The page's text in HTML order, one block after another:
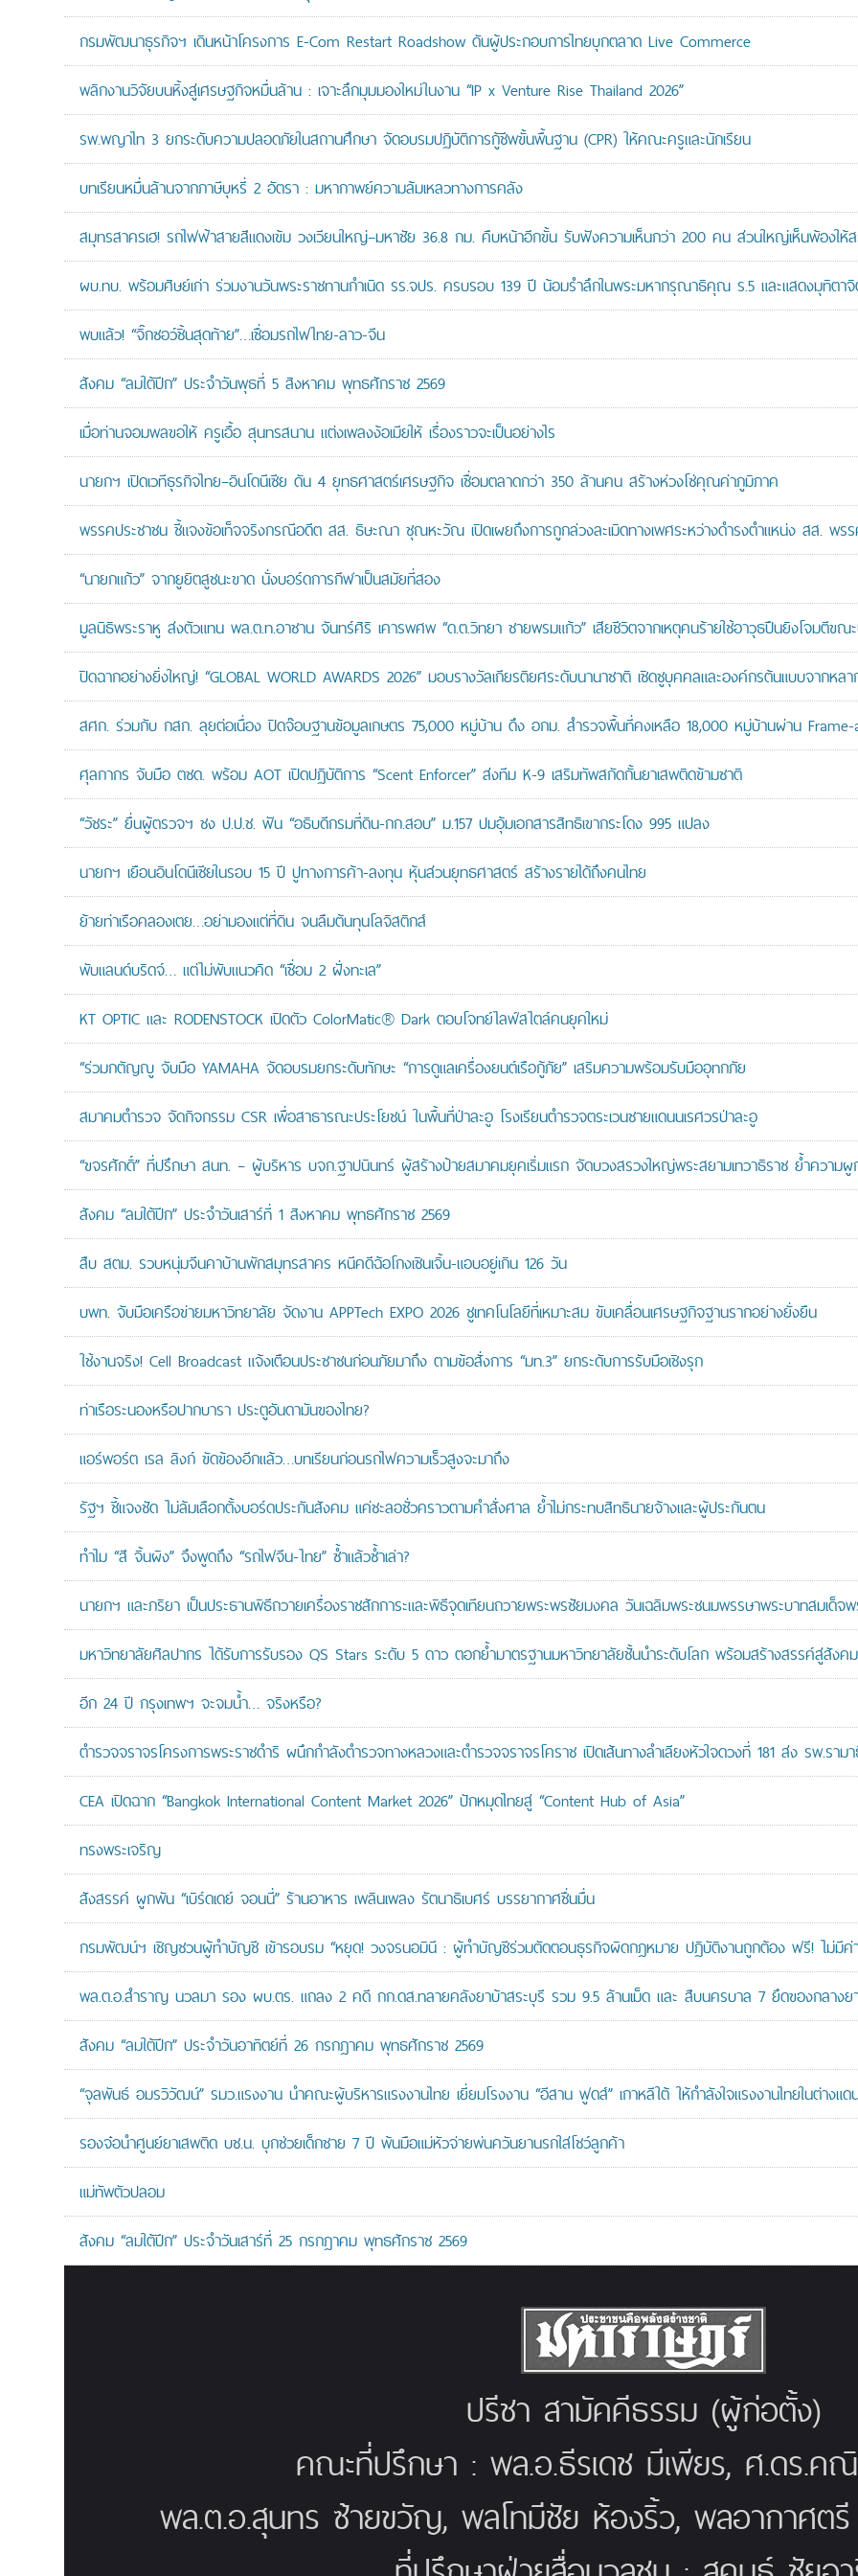
กรมพัฒนาธุรกิจฯ เดินหน้าโครงการ E-Com Restart Roadshow ดันผู้ประกอบการไทยบุกตลาด Live Commerce
พลิกงานวิจัยบนหิ้งสู่เศรษฐกิจหมื่นล้าน : เจาะลึกมุมมองใหม่ในงาน “IP x Venture Rise Thailand 2026”
รพ.พญาไท 3 ยกระดับความปลอดภัยในสถานศึกษา จัดอบรมปฏิบัติการกู้ชีพขั้นพื้นฐาน (CPR) ให้คณะครูและนักเรียน
บทเรียนหมื่นล้านจากภาษีบุหรี่ 2 อัตรา : มหากาพย์ความล้มเหลวทางการคลัง
สมุทรสาครเฮ! รถไฟฟ้าสายสีแดงเข้ม วงเวียนใหญ่–มหาชัย 36.8 กม. คืบหน้าอีกขั้น รับฟังความเห็นกว่า 200 คน ส่วนใหญ่เห็นพ้องให้
ผบ.ทบ. พร้อมศิษย์เก่า ร่วมงานวันพระราชทานกำเนิด รร.จปร. ครบรอบ 139 ปี น้อมรำลึกในพระมหากรุณาธิคุณ ร.5 และแสดงมุทิตา
พบแล้ว! “จิ๊กซอว์ชิ้นสุดท้าย”…เชื่อมรถไฟไทย-ลาว-จีน
สังคม “ลมใต้ปีก” ประจำวันพุธที่ 5 สิงหาคม พุทธศักราช 2569
เมื่อท่านจอมพลขอให้ ครูเอื้อ สุนทรสนาน แต่งเพลงง้อเมียให้ เรื่องราวจะเป็นอย่างไร
นายกฯ เปิดเวทีธุรกิจไทย–อินโดนีเซีย ดัน 4 ยุทธศาสตร์เศรษฐกิจ เชื่อมตลาดกว่า 350 ล้านคน สร้างห่วงโซ่คุณค่าภูมิภาค
พรรคประชาชน ชี้แจงข้อเท็จจริงกรณีอดีต สส. ธิษะณา ชุณหะวัณ เปิดเผยถึงการถูกล่วงละเมิดทางเพศระหว่างดำรงตำแหน่ง สส. พรร
“นายกแก้ว” จากยูยิตสูชนะขาด นั่งบอร์ดการกีฬาเป็นสมัยที่สอง
มูลนิธิพระราหู ส่งตัวแทน พล.ต.ท.อาชาน จันทร์ศิริ เคารพศพ “ด.ต.วิทยา ชายพรมแก้ว” เสียชีวิตจากเหตุคนร้ายใช้อาวุธปืนยิงโจมตีขณ
ปิดฉากอย่างยิ่งใหญ่! “GLOBAL WORLD AWARDS 2026” มอบรางวัลเกียรติยศระดับนานาชาติ เชิดชูบุคคลและองค์กรต้นแบบจากหล
สศก. ร่วมกับ กสก. ลุยต่อเนื่อง ปิดจ๊อบฐานข้อมูลเกษตร 75,000 หมู่บ้าน ดึง อกม. สำรวจพื้นที่คงเหลือ 18,000 หมู่บ้านผ่าน
ศุลกากร จับมือ ตชด. พร้อม AOT เปิดปฏิบัติการ “Scent Enforcer” ส่งทีม K-9 เสริมทัพสกัดกั้นยาเสพติดข้ามชาติ
“วัชระ” ยื่นผู้ตรวจฯ ชง ป.ป.ช. ฟัน “อธิบดีกรมที่ดิน-กก.สอบ” ม.157 ปมอุ้มเอกสารสิทธิเขากระโดง 995 แปลง
นายกฯ เยือนอินโดนีเซียในรอบ 15 ปี ปูทางการค้า-ลงทุน หุ้นส่วนยุทธศาสตร์ สร้างรายได้ถึงคนไทย
ย้ายท่าเรือคลองเตย…อย่ามองแต่ที่ดิน จนลืมต้นทุนโลจิสติกส์
พับแลนด์บริดจ์… แต่ไม่พับแนวคิด “เชื่อม 2 ฝั่งทะเล”
KT OPTIC และ RODENSTOCK เปิดตัว ColorMatic® Dark ตอบโจทย์ไลฟ์สไตล์คนยุคใหม่
“ร่วมกตัญญู จับมือ YAMAHA จัดอบรมยกระดับทักษะ “การดูแลเครื่องยนต์เรือกู้ภัย” เสริมความพร้อมรับมืออุทกภัย
สมาคมตำรวจ จัดกิจกรรม CSR เพื่อสาธารณะประโยชน์ ในพื้นที่ป่าละอู โรงเรียนตำรวจตระเวนชายแดนนเรศวรป่าละอู
“ขจรศักดิ์” ที่ปรึกษา สนท. – ผู้บริหาร บจก.ฐาปนินทร์ ผู้สร้างป้ายสมาคมยุคเริ่มแรก จัดบวงสรวงใหญ่พระสยามเทวาธิราช ย้ำความ
สังคม “ลมใต้ปีก” ประจำวันเสาร์ที่ 1 สิงหาคม พุทธศักราช 2569
สืบ สตม. รวบหนุ่มจีนคาบ้านพักสมุทรสาคร หนีคดีฉ้อโกงเซินเจิ้น-แอบอยู่เกิน 126 วัน
บพท. จับมือเครือข่ายมหาวิทยาลัย จัดงาน APPTech EXPO 2026 ชูเทคโนโลยีที่เหมาะสม ขับเคลื่อนเศรษฐกิจฐานรากอย่างยั่งยืน
ใช้งานจริง! Cell Broadcast แจ้งเตือนประชาชนก่อนภัยมาถึง ตามข้อสั่งการ “มท.3” ยกระดับการรับมือเชิงรุก
ท่าเรือระนองหรือปากบารา ประตูอันดามันของไทย?
แอร์พอร์ต เรล ลิงก์ ขัดข้องอีกแล้ว…บทเรียนก่อนรถไฟความเร็วสูงจะมาถึง
รัฐฯ ชี้แจงชัด ไม่ล้มเลือกตั้งบอร์ดประกันสังคม แค่ชะลอชั่วคราวตามคำสั่งศาล ย้ำไม่กระทบสิทธินายจ้างและผู้ประกันตน
ทำไม “สี จิ้นผิง” จึงพูดถึง “รถไฟจีน-ไทย” ซ้ำแล้วซ้ำเล่า?
นายกฯ และภริยา เป็นประธานพิธีถวายเครื่องราชสักการะและพิธีจุดเทียนถวายพระพรชัยมงคล วันเฉลิมพระชนมพรรษาพระบาทสมเด็จพ
มหาวิทยาลัยศิลปากร ได้รับการรับรอง QS Stars ระดับ 5 ดาว ตอกย้ำมาตรฐานมหาวิทยาลัยชั้นนำระดับโลก พร้อมสร้างสรรค์สู่สังค
อีก 24 ปี กรุงเทพฯ จะจมน้ำ… จริงหรือ?
ตำรวจจราจรโครงการพระราชดำริ ผนึกกำลังตำรวจทางหลวงและตำรวจจราจรโคราช เปิดเส้นทางลำเลียงหัวใจดวงที่ 181 ส่ง รพ.ราม
CEA เปิดฉาก “Bangkok International Content Market 2026” ปักหมุดไทยสู่ “Content Hub of Asia”
ทรงพระเจริญ
สังสรรค์ ผูกพัน “เบิร์ดเดย์ จอนนี่” ร้านอาหาร เพลินเพลง รัตนาธิเบศร์ บรรยากาศชื่นมื่น
กรมพัฒน์ฯ เชิญชวนผู้ทำบัญชี เข้ารอบรม “หยุด! วงจรนอมินี : ผู้ทำบัญชีร่วมตัดตอนธุรกิจผิดกฎหมาย ปฏิบัติงานถูกต้อง ฟรี! ไม่มีค่า
พล.ต.อ.สำราญ นวลมา รอง ผบ.ตร. แถลง 2 คดี กก.ดส.ทลายคลังยาบ้าสระบุรี รวม 9.5 ล้านเม็ด และ สืบนครบาล 7 ยึดของกลางย
สังคม “ลมใต้ปีก” ประจำวันอาทิตย์ที่ 26 กรกฎาคม พุทธศักราช 2569
“จุลพันธ์ อมรวิวัฒน์” รมว.แรงงาน นำคณะผู้บริหารแรงงานไทย เยี่ยมโรงงาน “อีสาน ฟูดส์” เกาหลีใต้ ให้กำลังใจแรงงานไทยในต่างแด
รองจ๋อนำศูนย์ยาเสพติด บช.น. บุกช่วยเด็กชาย 7 ปี พ้นมือแม่หัวจ่ายพ่นควันยานรกใส่โชว์ลูกค้า
แม่ทัพตัวปลอม
สังคม “ลมใต้ปีก” ประจำวันเสาร์ที่ 25 กรกฎาคม พุทธศักราช 2569
ปรีชา สามัคคีธรรม (ผู้ก่อตั้ง)
คณะที่ปรึกษา : พล.อ.ธีรเดช มีเพียร, ศ.ดร.
พล.ต.อ.สุนทร ซ้ายขวัญ, พลโทมีชัย ห้องริ้ว, พลอากาศ